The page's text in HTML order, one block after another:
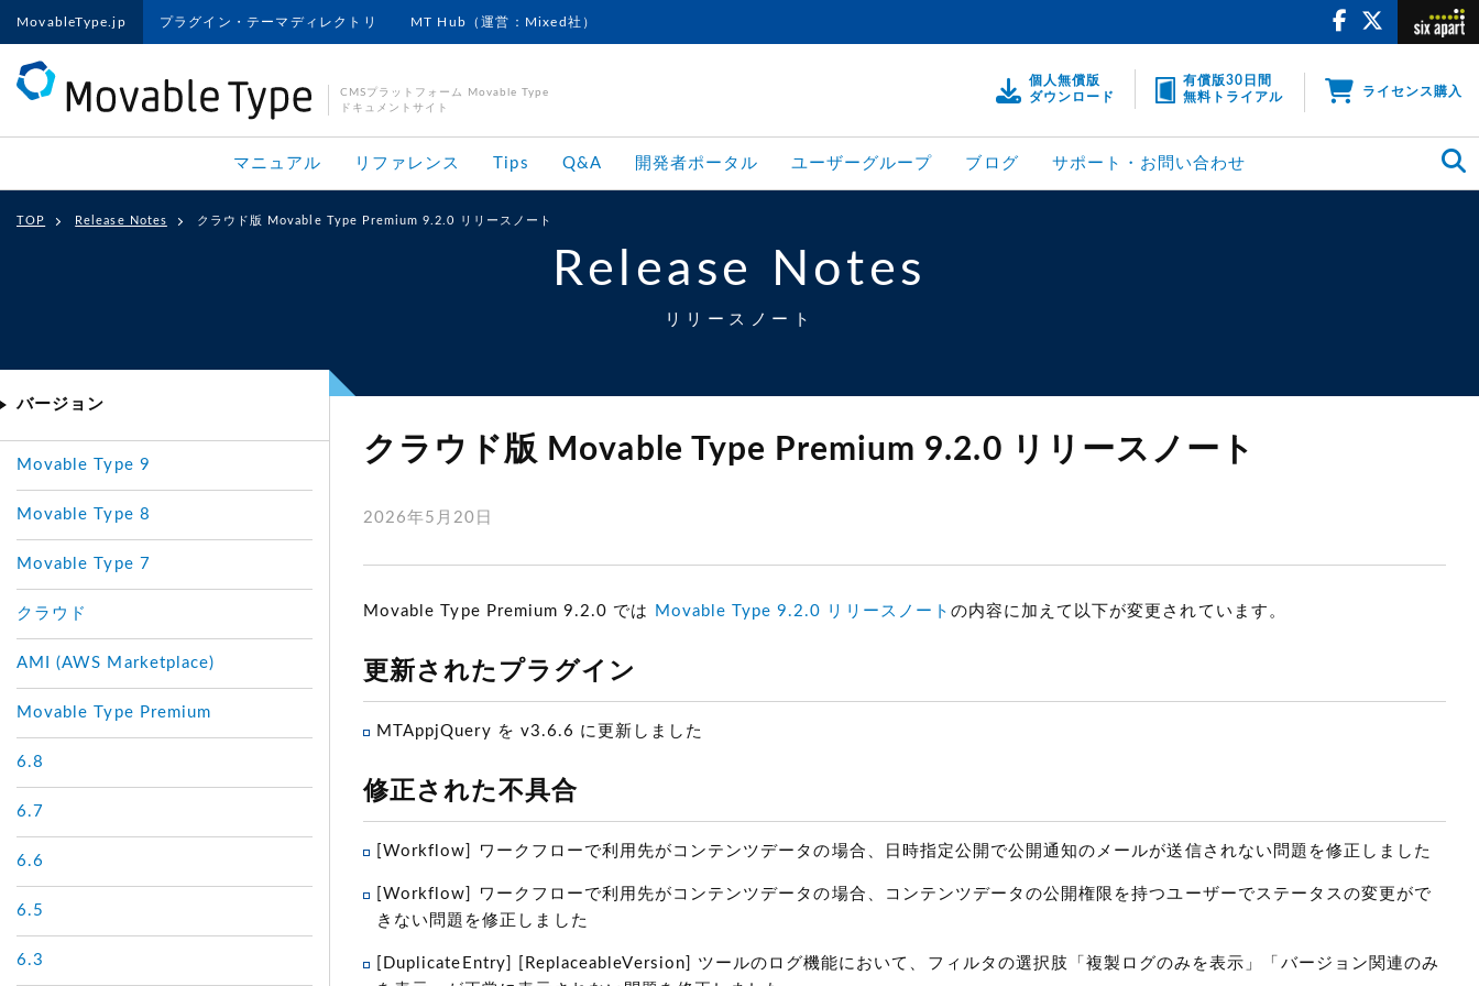
MovableType.jp プラグイン・テーマディレクトリ MT Hub（運営：Mixed社）
CMSプラットフォーム Movable Type
ドキュメントサイト
個人無償版
ダウンロード
有償版30日間
無料トライアル
ライセンス購入
マニュアル リファレンス Tips Q&A 開発者ポータル ユーザーグループ ブログ サポート・お問い合わせ
TOP Release Notes クラウド版 Movable Type Premium 9.2.0 リリースノート
Release Notes
リリースノート
クラウド版 Movable Type Premium 9.2.0 リリースノート
2026年5月20日
Movable Type Premium 9.2.0 では Movable Type 9.2.0 リリースノート の内容に加えて以下が変更されています。
更新されたプラグイン
MTAppjQuery を v3.6.6 に更新しました
修正された不具合
[Workflow] ワークフローで利用先がコンテンツデータの場合、日時指定公開で公開通知のメールが送信されない問題を修正しました
[Workflow] ワークフローで利用先がコンテンツデータの場合、コンテンツデータの公開権限を持つユーザーでステータスの変更がで
きない問題を修正しました
[DuplicateEntry] [ReplaceableVersion] ツールのログ機能において、フィルタの選択肢「複製ログのみを表示」「バージョン関連のみ
バージョン
Movable Type 9
Movable Type 8
Movable Type 7
クラウド
AMI (AWS Marketplace)
Movable Type Premium
6.8
6.7
6.6
6.5
6.3